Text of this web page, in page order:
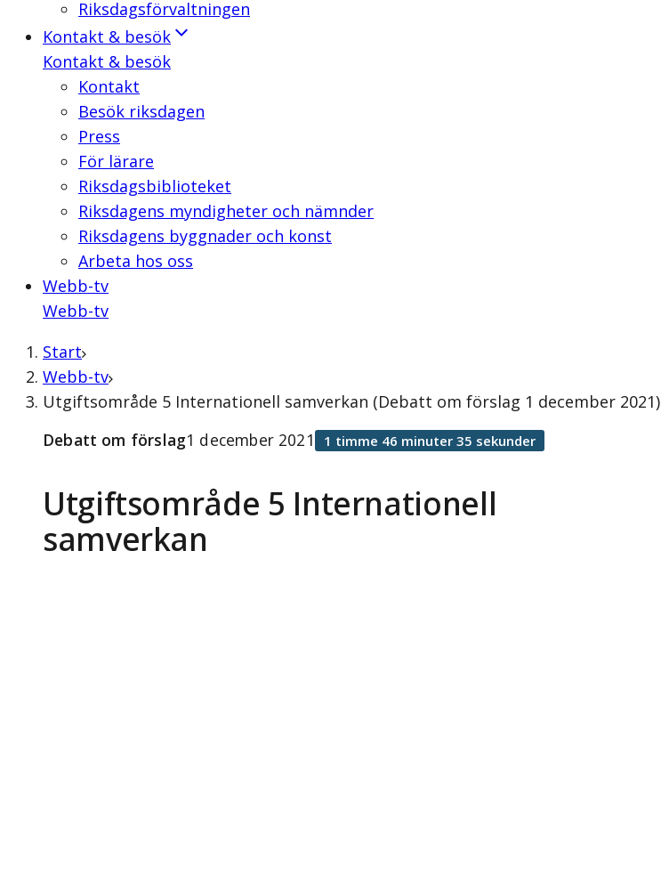
Riksdagsförvaltningen
Kontakt & besök
Kontakt & besök
Kontakt
Besök riksdagen
Press
För lärare
Riksdagsbiblioteket
Riksdagens myndigheter och nämnder
Riksdagens byggnader och konst
Arbeta hos oss
Webb-tv
Webb-tv
Start
Webb-tv
Utgiftsområde 5 Internationell samverkan (Debatt om förslag 1 december 2021)
Utgiftsområde 5 Internationell
samverkan
Debatt om förslag1 december 2021 1 timme 46 minuter 35 sekunder